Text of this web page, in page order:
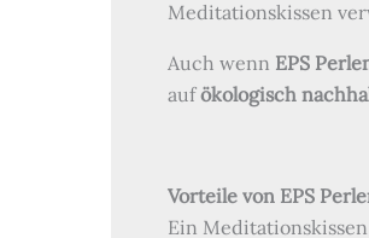
Meditationskissen
Auch wenn EPS
aufökologisch
Vorteile von EPS
Ein